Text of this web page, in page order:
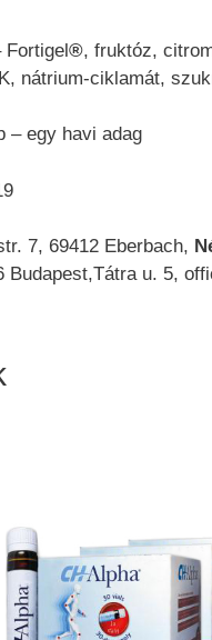
®, fruktóz,
nátrium-ciklamát,
– egy havi adag
7, 69412 Eberbach,
Budapest,Tátra u. 5,